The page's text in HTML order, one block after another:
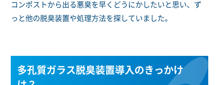
コンポストから出る悪臭を早くどうにかしたいと思い、ず
っと他の脱臭装置や処理方法を探していました。
多孔質ガラス脱臭装置導入のきっかけ